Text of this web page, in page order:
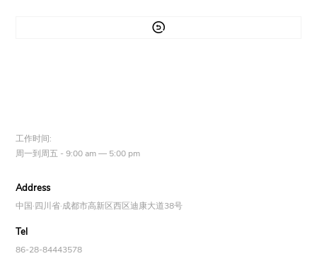

工作时间:
周一到周五 - 9:00 am — 5:00 pm
Address
中国·四川省·成都市高新区西区迪康大道38号
Tel
86-28-84443578